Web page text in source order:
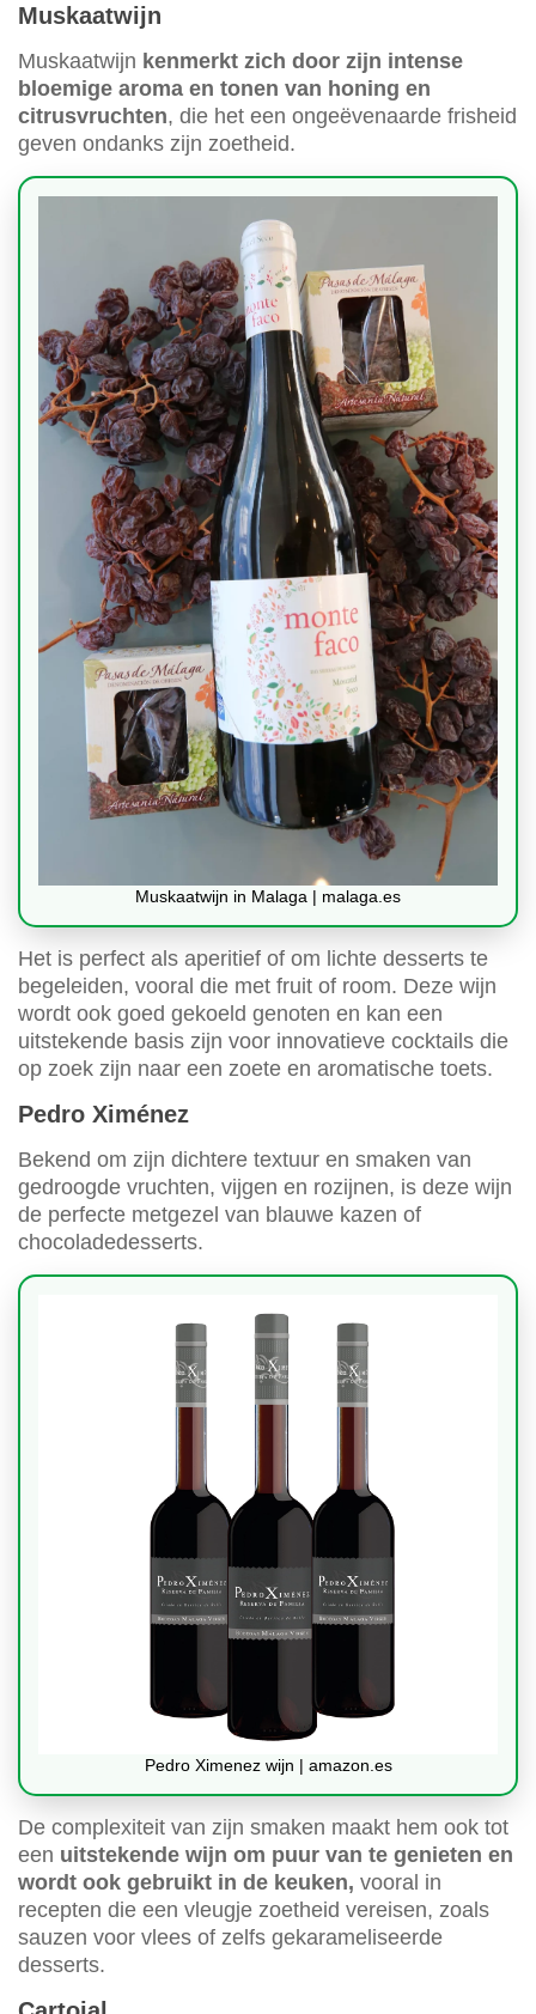
Muskaatwijn
Muskaatwijn kenmerkt zich door zijn intense
bloemige aroma en tonen van honing en
citrusvruchten, die het een ongeëvenaarde frisheid
geven ondanks zijn zoetheid.
Muskaatwijn in Malaga | malaga.es
Het is perfect als aperitief of om lichte desserts te
begeleiden, vooral die met fruit of room. Deze wijn
wordt ook goed gekoeld genoten en kan een
uitstekende basis zijn voor innovatieve cocktails die
op zoek zijn naar een zoete en aromatische toets.
Pedro Ximénez
Bekend om zijn dichtere textuur en smaken van
gedroogde vruchten, vijgen en rozijnen, is deze wijn
de perfecte metgezel van blauwe kazen of
chocoladedesserts.
Pedro Ximenez wijn | amazon.es
De complexiteit van zijn smaken maakt hem ook tot
een uitstekende wijn om puur van te genieten en
wordt ook gebruikt in de keuken, vooral in
recepten die een vleugje zoetheid vereisen, zoals
sauzen voor vlees of zelfs gekarameliseerde
desserts.